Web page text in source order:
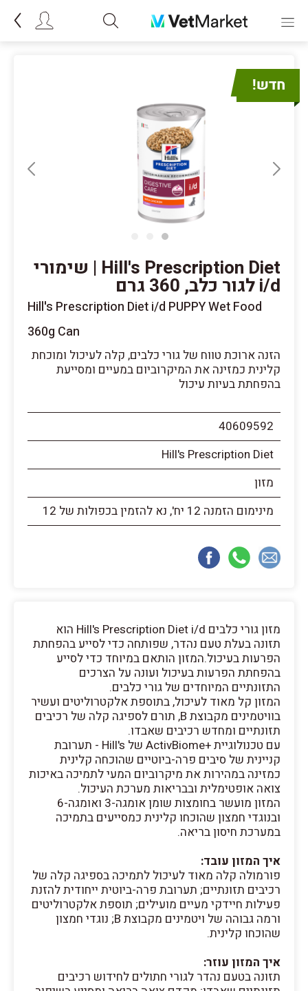
Hill's Prescription Diet | שימורי
i/d לגור כלב, 360 גרם
Hill's Prescription Diet i/d PUPPY Wet Food
360g Can
הזנה ארוכת טווח של גורי כלבים, קלה לעיכול ומוכחת
קלינית כמזינה את המיקרוביום במעיים ומסייעת
בהפחתת בעיות עיכול
40609592
Hill's Prescription Diet
מזון
מינימום הזמנה 12 יח', נא להזמין בכפולות של 12
מזון גורי כלבים Hill's Prescription Diet i/d הוא
תזונה בעלת טעם נהדר, שפותחה כדי לסייע בהפחתת
הפרעות בעיכול.המזון הותאם במיוחד כדי לסייע
בהפחתת הפרעות בעיכול ועונה על הצרכים
התזונתיים המיוחדים של גורי כלבים.
המזון קל מאוד לעיכול, בתוספת אלקטרוליטים ועשיר
בוויטמינים מקבוצת B, תורם לספיגה קלה של רכיבים
תזונתיים ומחדש רכיבים שאבדו.
עם טכנולוגיית +ActivBiome של Hill's - תערובת
קניינית של סיבים פרה-ביוטיים שהוכחה קלינית
כמזינה במהירות את מיקרוביום המעי לתמיכה באיכות
צואה אופטימלית ובבריאות מערכת העיכול.
המזון מועשר בחומצות שומן אומגה-3 ואומגה-6
ובנוגדי חמצון שהוכחו קלינית כמסייעים בתמיכה
במערכת חיסון בריאה.
איך המזון עובד:
פורמולה קלה מאוד לעיכול לתמיכה בספיגה קלה של
רכיבים תזונתיים; תערובת פרה-ביוטית ייחודית להזנת
פעילות חיידקי מעיים מועילים; תוספת אלקטרוליטים
ורמה גבוהה של ויטמינים מקבוצת B; נוגדי חמצון
שהוכחו קלינית.
איך המזון עוזר:
תזונה בטעם נהדר לגורי חתולים לחידוש רכיבים